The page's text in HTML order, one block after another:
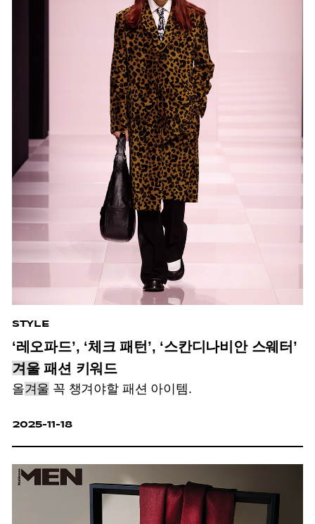
STYLE
‘레오파드’, ‘체크 패턴’, ‘스칸디나비안 스웨터’
겨울패션 키워드
올겨울 꼭 챙겨야할 패션 아이템.
2025-11-18